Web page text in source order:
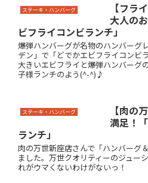
ステーキ・ハンバーグ
【フラ
大人の
ビフライコンビランチ」
爆弾ハンバーグが名物のハンバーグ
デン」で「どでかエビフライコンビ
大きいエビフライと爆弾ハンバーグ
子様ランチのよう(^-^)♪
ステーキ・ハンバーグ
【肉の
満足！
ランチ」
肉の万世新座店さんで「ハンバーグ
ました。万世クオリティーのジュー
れがウマくないわけがないっ！